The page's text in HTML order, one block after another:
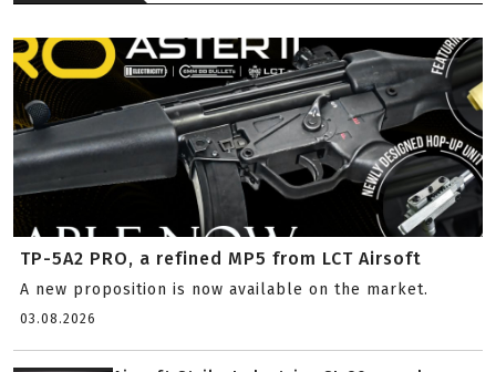
TP-5A2 PRO, a refined MP5 from LCT Airsoft
A new proposition is now available on the market.
03.08.2026